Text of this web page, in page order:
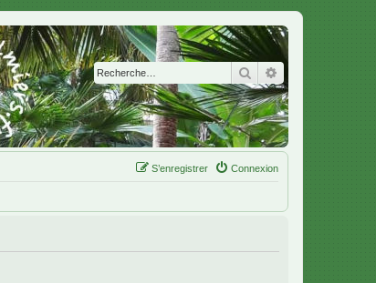
Rechercher
Connexion
S’enregistrer